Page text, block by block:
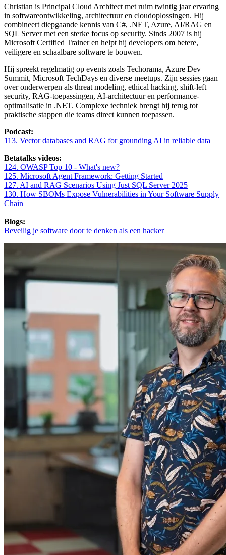
Christian is Principal Cloud Architect met ruim twintig jaar ervaring
in softwareontwikkeling, architectuur en cloudoplossingen. Hij
combineert diepgaande kennis van C#, .NET, Azure, AI/RAG en
SQL Server met een sterke focus op security. Sinds 2007 is hij
Microsoft Certified Trainer en helpt hij developers om betere,
veiligere en schaalbare software te bouwen.
Hij spreekt regelmatig op events zoals Techorama, Azure Dev
Summit, Microsoft TechDays en diverse meetups. Zijn sessies gaan
over onderwerpen als threat modeling, ethical hacking, shift-left
security, RAG-toepassingen, AI-architectuur en performance-
optimalisatie in .NET. Complexe techniek brengt hij terug tot
praktische stappen die teams direct kunnen toepassen.
Podcast:
113. Vector databases and RAG for grounding AI in reliable data
Betatalks videos:
124. OWASP Top 10 - What's new?
125. Microsoft Agent Framework: Getting Started
127. AI and RAG Scenarios Using Just SQL Server 2025
130. How SBOMs Expose Vulnerabilities in Your Software Supply
Chain
Blogs:
Beveilig je software door te denken als een hacker